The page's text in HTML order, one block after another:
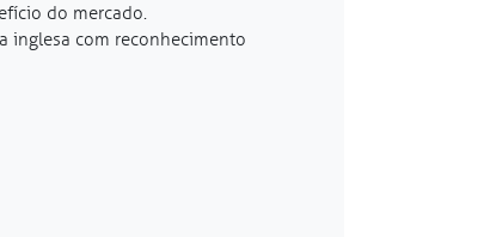
do mercado.
inglesa com reconhecimento